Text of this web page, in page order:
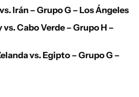
vs. Irán– Grupo G – Los Ángeles
vs.Cabo Verde– Grupo H –
vs. Egipto– Grupo G –